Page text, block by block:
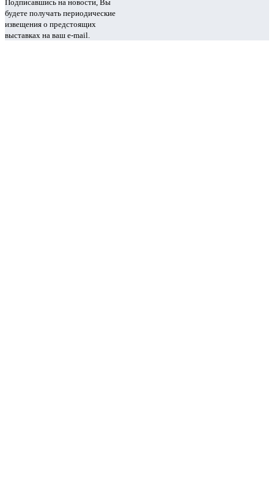
Подписавшись на новости, Вы
будете получать периодические
извещения о предстоящих
выставках на ваш e-mail.